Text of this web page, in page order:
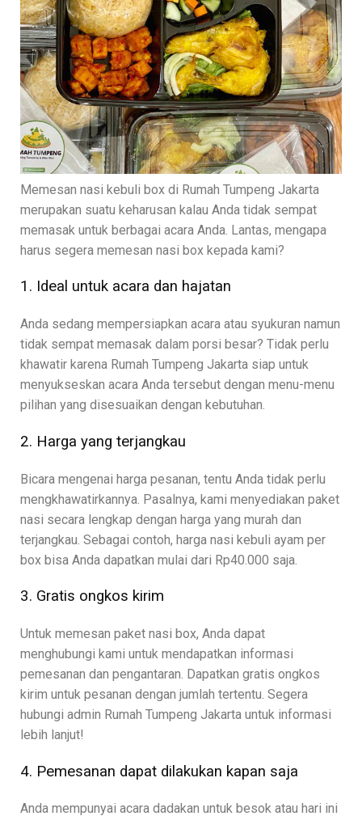
Memesan nasi kebuli box di Rumah Tumpeng Jakarta
merupakan suatu keharusan kalau Anda tidak sempat
memasak untuk berbagai acara Anda. Lantas, mengapa
harus segera memesan nasi box kepada kami?
1. Ideal untuk acara dan hajatan
Anda sedang mempersiapkan acara atau syukuran namun
tidak sempat memasak dalam porsi besar? Tidak perlu
khawatir karena Rumah Tumpeng Jakarta siap untuk
menyukseskan acara Anda tersebut dengan menu-menu
pilihan yang disesuaikan dengan kebutuhan.
2. Harga yang terjangkau
Bicara mengenai harga pesanan, tentu Anda tidak perlu
mengkhawatirkannya. Pasalnya, kami menyediakan paket
nasi secara lengkap dengan harga yang murah dan
terjangkau. Sebagai contoh, harga nasi kebuli ayam per
box bisa Anda dapatkan mulai dari Rp40.000 saja.
3. Gratis ongkos kirim
Untuk memesan paket nasi box, Anda dapat
menghubungi kami untuk mendapatkan informasi
pemesanan dan pengantaran. Dapatkan gratis ongkos
kirim untuk pesanan dengan jumlah tertentu. Segera
hubungi admin Rumah Tumpeng Jakarta untuk informasi
lebih lanjut!
4. Pemesanan dapat dilakukan kapan saja
Anda mempunyai acara dadakan untuk besok atau hari ini